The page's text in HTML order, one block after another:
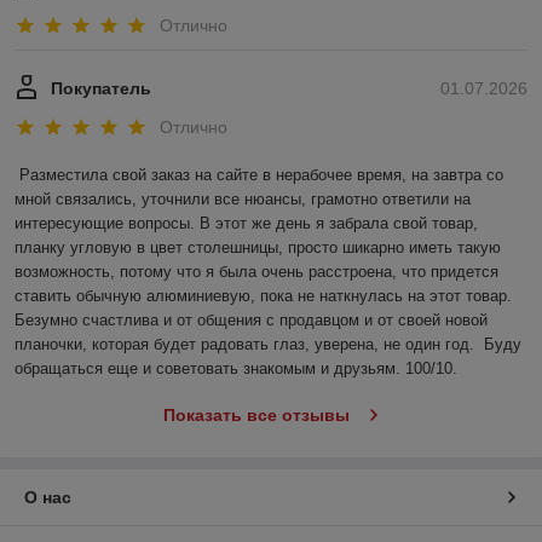
Отлично
01.07.2026
Покупатель
Отлично
Разместила свой заказ на сайте в нерабочее время, на завтра со
мной связались, уточнили все нюансы, грамотно ответили на
интересующие вопросы. В этот же день я забрала свой товар,
планку угловую в цвет столешницы, просто шикарно иметь такую
возможность, потому что я была очень расстроена, что придется
ставить обычную алюминиевую, пока не наткнулась на этот товар.
Безумно счастлива и от общения с продавцом и от своей новой
планочки, которая будет радовать глаз, уверена, не один год.  Буду
обращаться еще и советовать знакомым и друзьям. 100/10.
Показать все отзывы
О нас